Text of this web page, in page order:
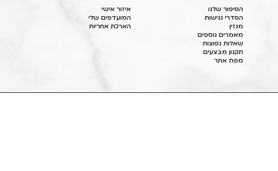
הסיפור שלנו
הסדרי נגישות
מגזין
מאמרים נוספים
שאלות נפוצות
תקנון מבצעים
מפת אתר
איזור אישי
המועדפים שלי
הארכת אחריות